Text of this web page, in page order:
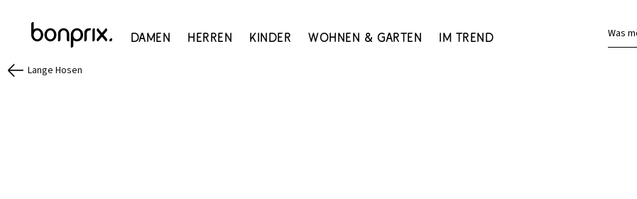
Damen Herren Kinder Wohnen & Garten Im Trend Was
Lange Hosen